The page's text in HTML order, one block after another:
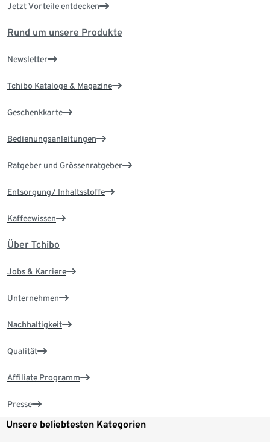
Jetzt Vorteile entdecken
Rund um unsere Produkte
Newsletter
Tchibo Kataloge & Magazine
Geschenkkarte
Bedienungsanleitungen
Ratgeber und Grössenratgeber
Entsorgung/ Inhaltsstoffe
Kaffeewissen
Über Tchibo
Jobs & Karriere
Unternehmen
Nachhaltigkeit
Qualität
Affiliate Programm
Presse
Unsere beliebtesten Kategorien